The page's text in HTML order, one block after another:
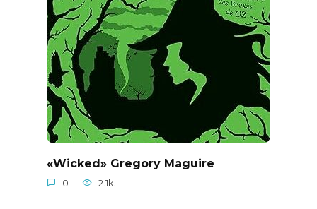
«Wicked» Gregory Maguire
0 2.1k.